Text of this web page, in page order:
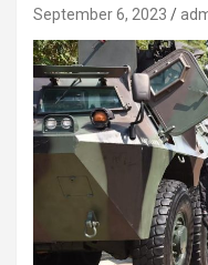
September 6, 2023